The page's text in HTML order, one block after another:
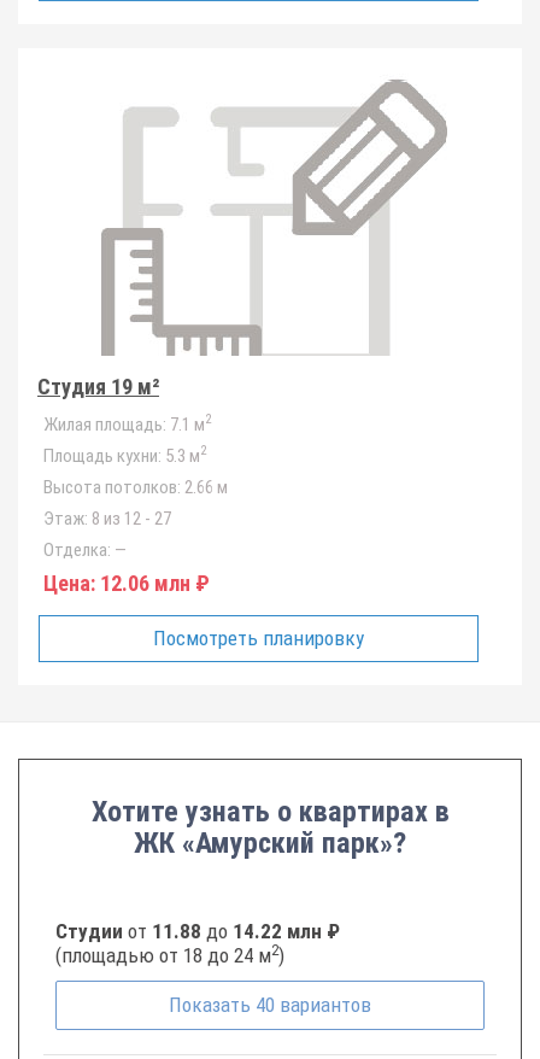
Студия 19 м²
Жилая площадь: 7.1 м2
Площадь кухни: 5.3 м2
Высота потолков: 2.66 м
Этаж: 8 из 12 - 27
Отделка: —
Цена: 12.06 млн ₽
Посмотреть планировку
Хотите узнать о квартирах в
ЖК «Амурский парк»?
Студии от 11.88 до 14.22 млн ₽
(площадью от 18 до 24 м2)
Показать 40 вариантов